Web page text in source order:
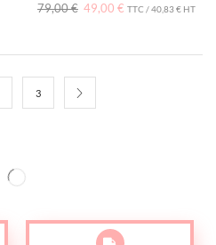
79,00€ 49,00 € TTC /40,83€ HT
3